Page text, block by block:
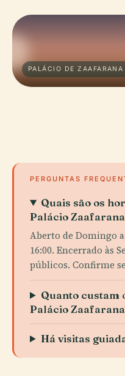
PALÁCIO DE ZAAFARANA
PERGUNTAS
Quais são os
Palácio
Aberto de Domingo
16:00. Encerrado às
públicos. Confirme
Quanto custam
Palácio
Há visitas